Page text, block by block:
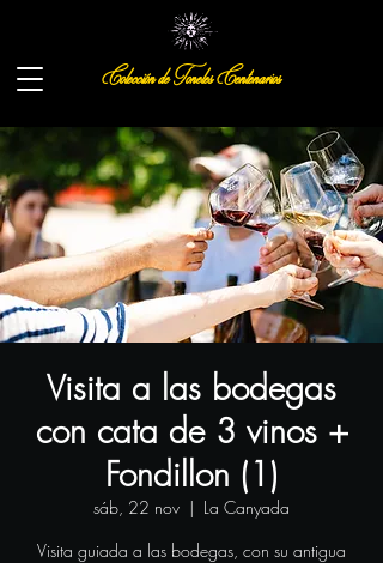
Colección de Toneles Centenarios
Visita a las bodegas
con cata de 3 vinos +
Fondillon (1)
sáb, 22 nov
  |
La Canyada
Visita guiada a las bodegas, con su antigua